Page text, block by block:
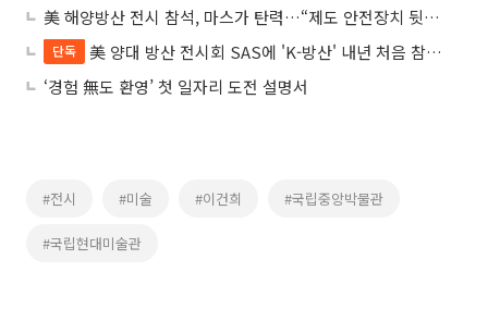
美 해양방산 전시 참석, 마스가 탄력…“제도 안전장치 뒷받침을”
단독
美 양대 방산 전시회 SAS에 'K-방산' 내년 처음 참석한다
‘경험 無도 환영’ 첫 일자리 도전 설명서
#전시 #미술 #이건희 #국립중앙박물관
#국립현대미술관